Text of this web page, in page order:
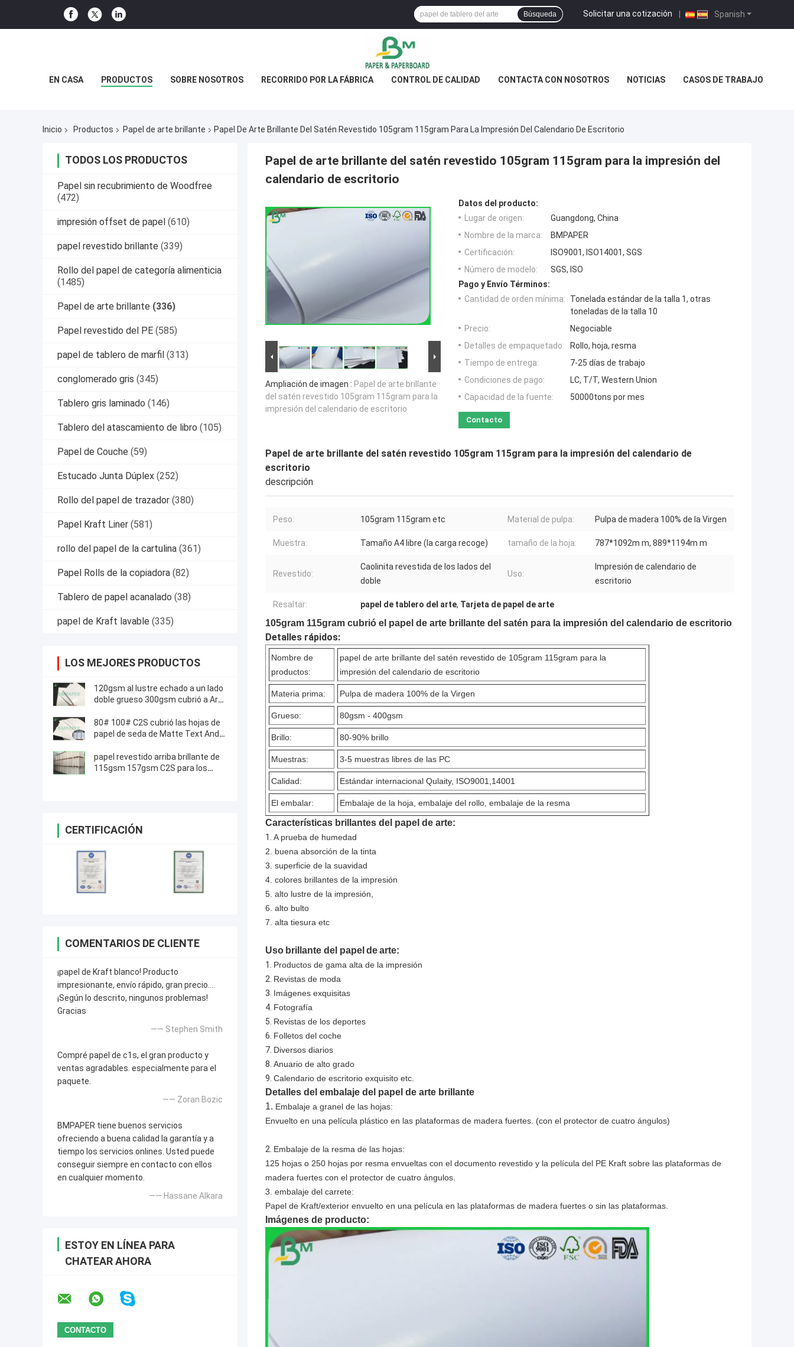
Spanish
Solicitar una cotización |
Búsqueda
EN CASA PRODUCTOS SOBRE NOSOTROS RECORRIDO POR LA FÁBRICA CONTROL DE CALIDAD CONTACTA CON NOSOTROS NOTICIAS CASOS DE TRABAJO
Inicio Productos Papel de arte brillante Papel De Arte Brillante Del Satén Revestido 105gram 115gram Para La Impresión Del Calendario De Escritorio
TODOS LOS PRODUCTOS
Papel sin recubrimiento de Woodfree
(472)
impresión offset de papel (610)
papel revestido brillante (339)
Rollo del papel de categoría alimenticia
(1485)
Papel de arte brillante (336)
Papel revestido del PE (585)
papel de tablero de marfil (313)
conglomerado gris (345)
Tablero gris laminado (146)
Tablero del atascamiento de libro (105)
Papel de Couche (59)
Estucado Junta Dúplex (252)
Rollo del papel de trazador (380)
Papel Kraft Liner (581)
rollo del papel de la cartulina (361)
Papel Rolls de la copiadora (82)
Tablero de papel acanalado (38)
papel de Kraft lavable (335)
LOS MEJORES PRODUCTOS
120gsm al lustre echado a un lado
doble grueso 300gsm cubrió a Art
80# 100# C2S cubrió las hojas de
papel de seda de Matte Text And
papel revestido arriba brillante de
115gsm 157gsm C2S para los
CERTIFICACIÓN
COMENTARIOS DE CLIENTE
¡papel de Kraft blanco! Producto
impresionante, envío rápido, gran precio….
¡Según lo descrito, ningunos problemas!
Gracias
—— Stephen Smith
Compré papel de c1s, el gran producto y
ventas agradables. especialmente para el
paquete.
—— Zoran Bozic
BMPAPER tiene buenos servicios
ofreciendo a buena calidad la garantía y a
tiempo los servicios onlines. Usted puede
conseguir siempre en contacto con ellos
en cualquier momento.
—— Hassane Alkara
ESTOY EN LÍNEA PARA
CHATEAR AHORA
Papel de arte brillante del satén revestido 105gram 115gram para la impresión del
calendario de escritorio
Ampliación de imagen : Papel de arte brillante
del satén revestido 105gram 115gram para la
impresión del calendario de escritorio
Datos del producto:
Lugar de origen:
Guangdong, China
Nombre de la marca:
BMPAPER
Certificación:
ISO9001, ISO14001, SGS
Número de modelo:
SGS, ISO
Pago y Envío Términos:
Cantidad de orden mínima:
Tonelada estándar de la talla 1, otras
toneladas de la talla 10
Precio:
Negociable
Detalles de empaquetado:
Rollo, hoja, resma
Tiempo de entrega:
7-25 días de trabajo
Condiciones de pago:
LC, T/T, Western Union
Capacidad de la fuente:
50000tons por mes
Contacto
Papel de arte brillante del satén revestido 105gram 115gram para la impresión del calendario de
escritorio
descripción
Peso: 105gram 115gram etc Material de pulpa: Pulpa de madera 100% de la Virgen
Muestra: Tamaño A4 libre (la carga recoge) tamaño de la hoja: 787*1092m m, 889*1194m m
Revestido:
Caolinita revestida de los lados del
doble
Uso:
Impresión de calendario de
escritorio
Resaltar: papel de tablero del arte, Tarjeta de papel de arte
105gram 115gram cubrió el papel de arte brillante del satén para la impresión del calendario de escritorio
Detalles rápidos:
Nombre de
productos:
papel de arte brillante del satén revestido de 105gram 115gram para la
impresión del calendario de escritorio
Materia prima: Pulpa de madera 100% de la Virgen
Grueso: 80gsm - 400gsm
Brillo: 80-90% brillo
Muestras: 3-5 muestras libres de las PC
Calidad: Estándar internacional Qulaity, ISO9001,14001
El embalar: Embalaje de la hoja, embalaje del rollo, embalaje de la resma
Características brillantes del papel de arte:
1. A prueba de humedad
2. buena absorción de la tinta
3. superficie de la suavidad
4. colores brillantes de la impresión
5. alto lustre de la impresión,
6. alto bulto
7. alta tiesura etc
Uso brillante del papel dearte:
1. Productos de gama alta de la impresión
2. Revistas de moda
3. Imágenes exquisitas
4. Fotografía
5. Revistas de los deportes
6. Folletos del coche
7. Diversos diarios
8. Anuario de alto grado
9. Calendario de escritorio exquisito etc.
Detalles del embalaje del papel de arte brillante
1. Embalaje a granel de las hojas:
Envuelto en una película plástico en las plataformas de madera fuertes. (con el protector de cuatro ángulos)
2. Embalaje de la resma de las hojas:
125 hojas o 250 hojas por resma envueltas con el documento revestido y la película del PE Kraft sobre las plataformas de
madera fuertes con el protector de cuatro ángulos.
3. embalaje del carrete:
Papel de Kraft/exterior envuelto en una película en las plataformas de madera fuertes o sin las plataformas.
Imágenes de producto: